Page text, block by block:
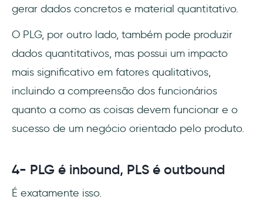
gerar dados concretos e material quantitativo.
O PLG, por outro lado, também pode produzir
dados quantitativos, mas possui um impacto
mais significativo em fatores qualitativos,
incluindo a compreensão dos funcionários
quanto a como as coisas devem funcionar e o
sucesso de um negócio orientado pelo produto.
4- PLG é inbound, PLS é outbound
É exatamente isso.